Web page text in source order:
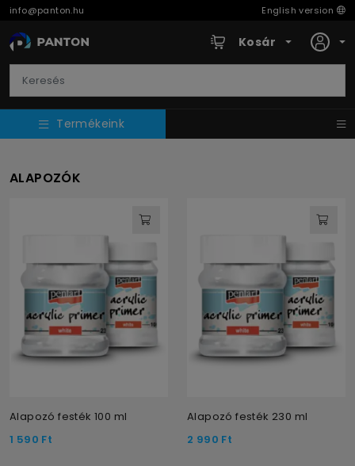
info@panton.hu English version
Kosár
Termékeink
ALAPOZÓK
Alapozó festék 100 ml
1 590 Ft
Alapozó festék 230 ml
2 990 Ft